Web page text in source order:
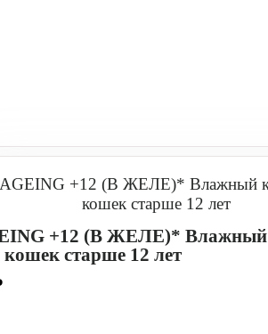
+12 (В ЖЕЛЕ)*
кошек старше 12 лет